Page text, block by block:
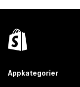
Appkategorier